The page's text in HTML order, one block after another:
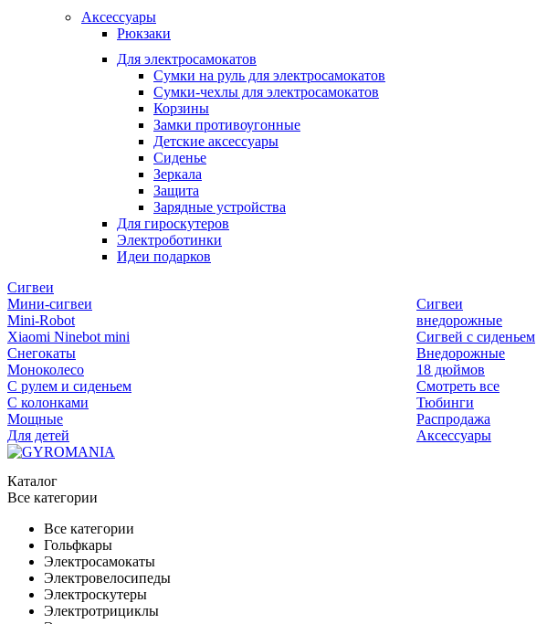
Аксессуары
Рюкзаки
Для электросамокатов
Сумки на руль для электросамокатов
Сумки-чехлы для электросамокатов
Корзины
Замки противоугонные
Детские аксессуары
Сиденье
Зеркала
Защита
Зарядные устройства
Для гироскутеров
Электроботинки
Идеи подарков
Сигвеи
Мини-сигвеи
Mini-Robot
Xiaomi Ninebot mini
Сигвеи
внедорожные
Сигвей с сиденьем
Снегокаты
Моноколесо
С рулем и сиденьем
С колонками
Мощные
Для детей
Внедорожные
18 дюймов
Смотреть все
Тюбинги
Распродажа
Аксессуары
Каталог
Все категории
Все категории
Гольфкары
Электросамокаты
Электровелосипеды
Электроскутеры
Электротрициклы